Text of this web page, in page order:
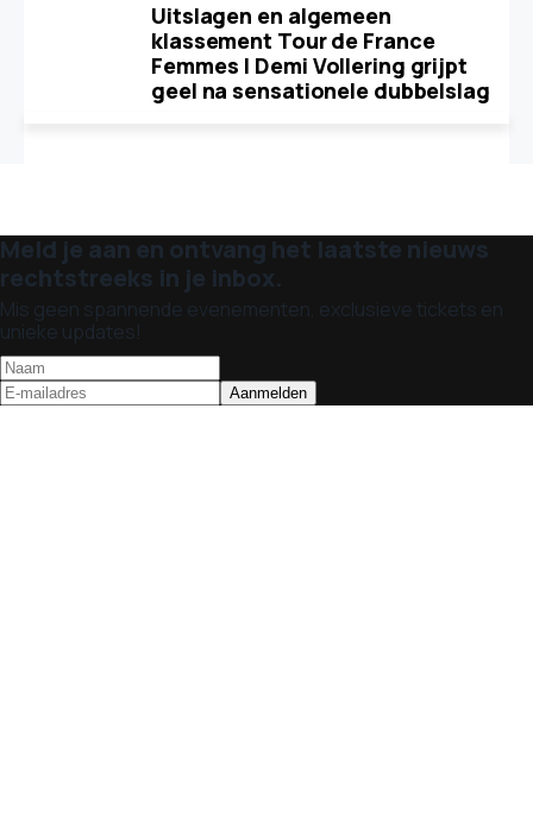
Uitslagen en algemeen
klassement Tour de France
Femmes | Demi Vollering grijpt
geel na sensationele dubbelslag
Meld je aan en ontvang het laatste nieuws
rechtstreeks in je inbox.
Mis geen spannende evenementen, exclusieve tickets en
unieke updates!